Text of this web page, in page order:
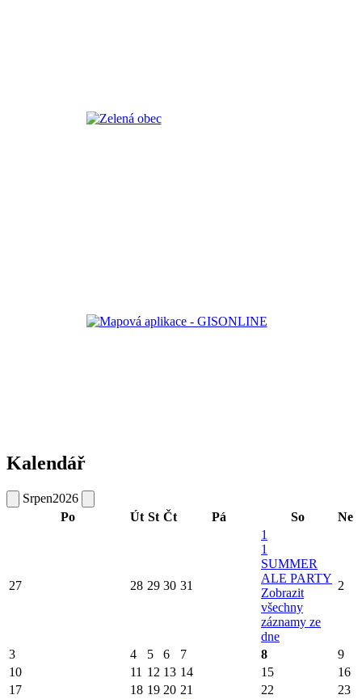
Kalendář
Srpen2026
Po
Út St Čt Pá So Ne
27 28 29 30 31
1
1
SUMMER
ALE PARTY
Zobrazit
všechny
záznamy ze
dne
2
3 4 5 6 7 8
9
10
11 12 13 14 15
16
17
18 19 20 21 22 23